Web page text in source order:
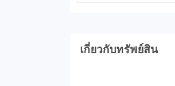
เกี่ยวกับทรัพย์สิน